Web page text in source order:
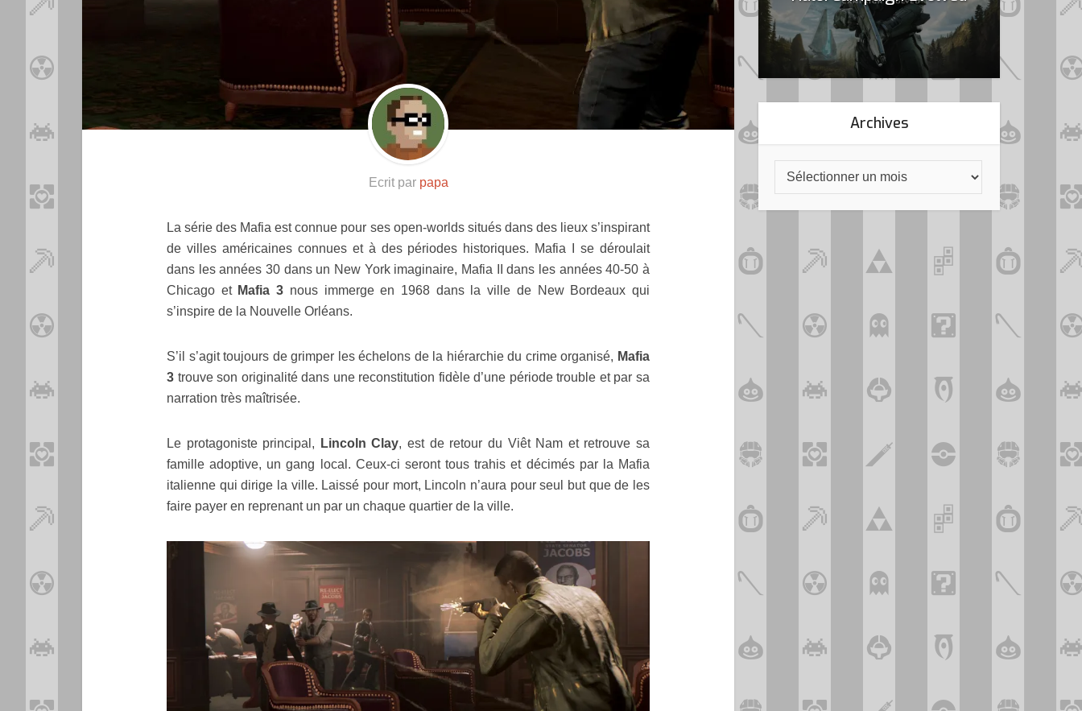
Ecrit par papa
La série des Mafia est connue pour ses open-worlds situés dans des lieux s’inspirant
de villes américaines connues et à des périodes historiques. Mafia I se déroulait
dans les années 30 dans un New York imaginaire, Mafia II dans les années 40-50 à
Chicago et Mafia 3 nous immerge en 1968 dans la ville de New Bordeaux qui
s’inspire de la Nouvelle Orléans.
S’il s’agit toujours de grimper les échelons de la hiérarchie du crime organisé, Mafia
3 trouve son originalité dans une reconstitution fidèle d’une période trouble et par sa
narration très maîtrisée.
Le protagoniste principal, Lincoln Clay, est de retour du Viêt Nam et retrouve sa
famille adoptive, un gang local. Ceux-ci seront tous trahis et décimés par la Mafia
italienne qui dirige la ville. Laissé pour mort, Lincoln n’aura pour seul but que de les
faire payer en reprenant un par un chaque quartier de la ville.
Resynced
Archives